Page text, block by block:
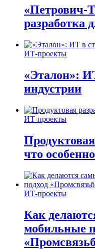
«Петрович-
разработка
ИТ-проекты
«Эталон»:
индустрии
ИТ-проекты
что
ИТ-проекты
Как
мобильные